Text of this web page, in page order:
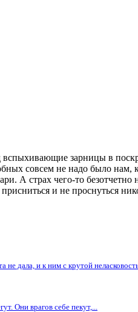
зарницы в
совсем не надо было
А страх чего-то
и не проснуться
не дала, и к ним с крутой
Они врагов себе пекут,...